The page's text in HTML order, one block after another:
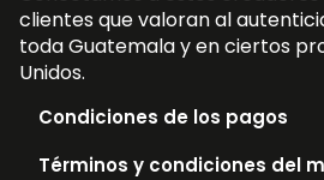
clientes que valoran al
toda Guatemala y en ciertos
Unidos.
Condiciones de los pagos
Términos y condiciones del